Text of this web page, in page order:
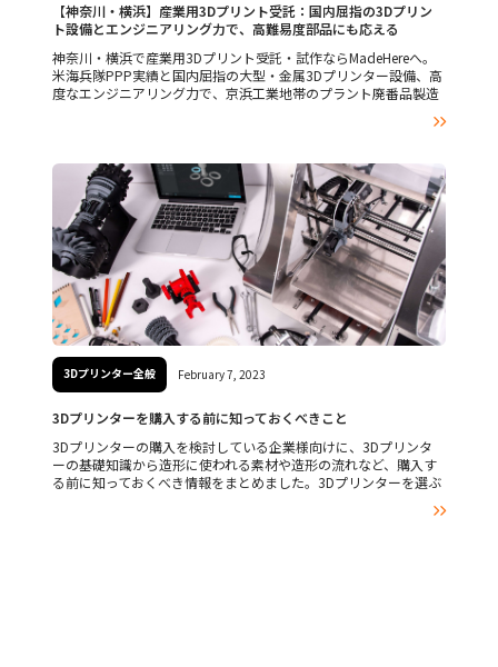
【神奈川・横浜】産業用3Dプリント受託：国内屈指の3Dプリン
ト設備とエンジニアリング力で、高難易度部品にも応える
神奈川・横浜で産業用3Dプリント受託・試作ならMadeHereへ。
米海兵隊PPP実績と国内屈指の大型・金属3Dプリンター設備、高
度なエンジニアリング力で、京浜工業地帯のプラント廃番品製造

3Dプリンター全般 February 7, 2023
3Dプリンターを購入する前に知っておくべきこと
3Dプリンターの購入を検討している企業様向けに、3Dプリンタ
ーの基礎知識から造形に使われる素材や造形の流れなど、購入す
る前に知っておくべき情報をまとめました。3Dプリンターを選ぶ
